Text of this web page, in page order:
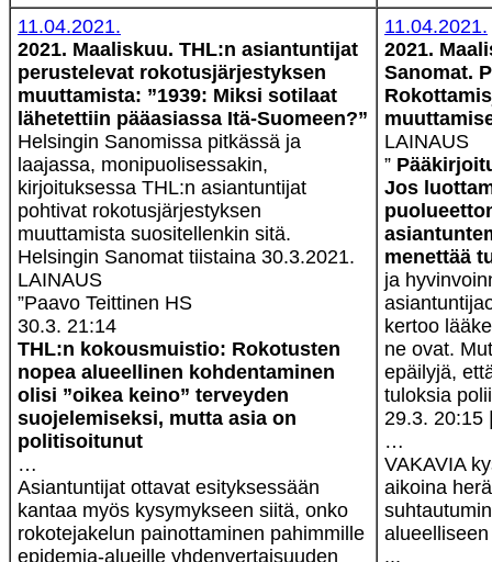
11.04.2021.
2021. Maaliskuu. THL:n asiantuntijat
perustelevat rokotusjärjestyksen
muuttamista: ”1939: Miksi sotilaat
lähetettiin pääasiassa Itä-Suomeen?”
Helsingin Sanomissa pitkässä ja
laajassa, monipuolisessakin,
kirjoituksessa THL:n asiantuntijat
pohtivat rokotusjärjestyksen
muuttamista suositellenkin sitä.
Helsingin Sanomat tiistaina 30.3.2021.
LAINAUS
”Paavo Teittinen HS
30.3. 21:14
THL:n kokous­muistio: Rokotusten
nopea alueellinen kohdentaminen
olisi ”oikea keino” terveyden
suojelemiseksi, mutta asia on
politisoitunut
…
Asiantuntijat ottavat esityksessään
kantaa myös kysymykseen siitä, onko
rokotejakelun painottaminen pahimmille
epidemia-alueille yhdenvertaisuuden
11.04.2021.
2021.
Sanomat.
LAINAUS
”
Jos
menettää
ja
kertoo
ne ovat.
epäilyjä,
tuloksia
29.3. 20:15
…
VAKAVIA
aikoina
...